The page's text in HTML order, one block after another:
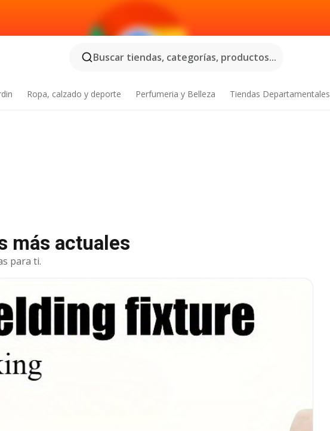
Buscar tiendas, categorías, productos...
Ropa, calzado y deporte Perfumeria y Belleza Tiendas Departamentales
más actuales
para ti.